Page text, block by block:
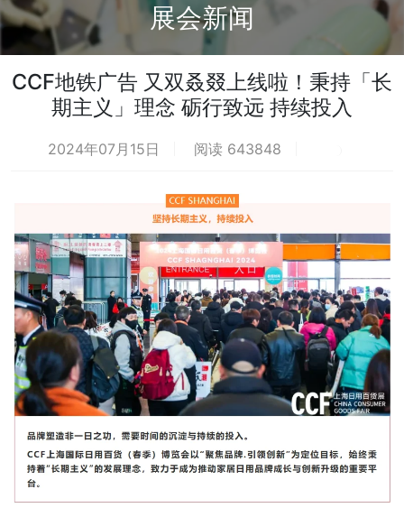
展会新闻
CCF地铁广告 又双叒叕上线啦！秉持「长
期主义」理念 砺行致远 持续投入
2024年07月15日 阅读 643848